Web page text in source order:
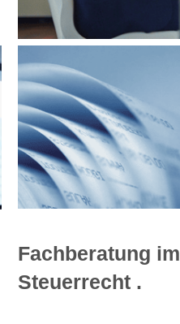
Fachberatung im
Steuerrecht .